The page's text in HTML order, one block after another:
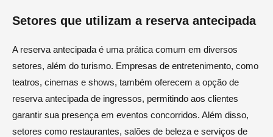
Setores que utilizam a reserva antecipada
A reserva antecipada é uma prática comum em diversos
setores, além do turismo. Empresas de entretenimento, como
teatros, cinemas e shows, também oferecem a opção de
reserva antecipada de ingressos, permitindo aos clientes
garantir sua presença em eventos concorridos. Além disso,
setores como restaurantes, salões de beleza e serviços de